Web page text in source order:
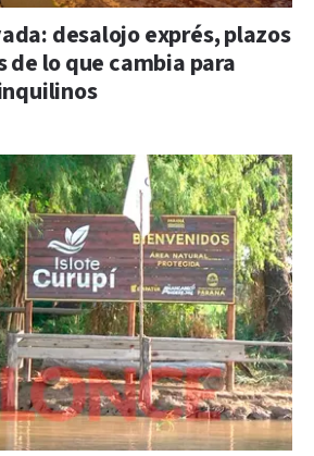
desalojo exprés, plazos
lo que cambia para